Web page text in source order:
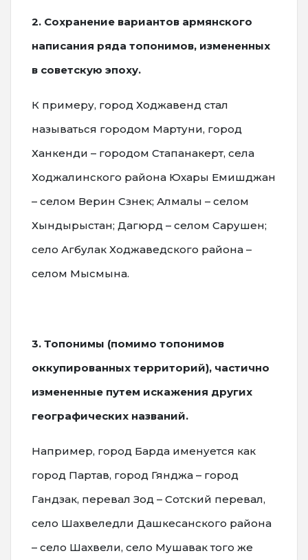
2. Сохранение вариантов армянского
написания ряда топонимов, измененных
в советскую эпоху.
К примеру, город Ходжавенд стал
называться городом Мартуни, город
Ханкенди – городом Стапанакерт, села
Ходжалинского района Юхары Емишджан
– селом Верин Сзнек; Алмалы – селом
Хындырыстан; Дагюрд – селом Сарушен;
село Агбулак Ходжаведского района –
селом Мысмына.
3. Топонимы (помимо топонимов
оккупированных территорий), частично
измененные путем искажения других
географических названий.
Например, город Барда именуется как
город Партав, город Гянджа – город
Гандзак, перевал Зод – Сотский перевал,
село Шахвеледли Дашкесанского района
– село Шахвели, село Мушавак того же